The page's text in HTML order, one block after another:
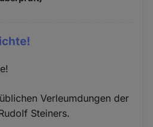
Verleumdungen der
Steiners.